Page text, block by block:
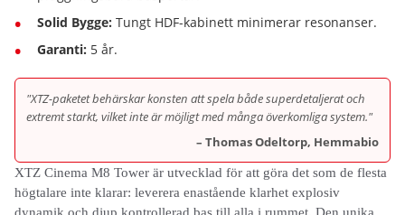
Solid Bygge: Tungt HDF-kabinett minimerar resonanser.
Garanti: 5 år.
"XTZ-paketet behärskar konsten att spela både superdetaljerat och
extremt starkt, vilket inte är möjligt med många överkomliga system."
– Thomas Odeltorp, Hemmabio
XTZ Cinema M8 Tower är utvecklad för att göra det som de flesta
högtalare inte klarar: leverera enastående klarhet explosiv